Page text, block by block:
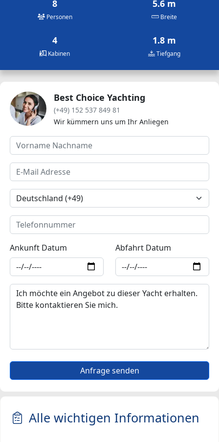
8
Personen
5.6 m
Breite
4
Kabinen
1.8 m
Tiefgang
Best Choice Yachting
(+49) 152 537 849 81
Wir kümmern uns um Ihr Anliegen
Ankunft Datum Abfahrt Datum
Anfrage senden
Alle wichtigen Informationen